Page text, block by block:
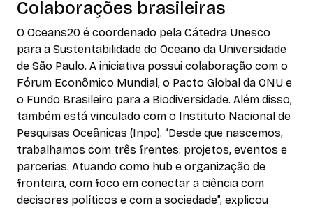
Colaborações brasileiras
O Oceans20 é coordenado pela Cátedra Unesco
para a Sustentabilidade do Oceano da Universidade
de São Paulo. A iniciativa possui colaboração com o
Fórum Econômico Mundial, o Pacto Global da ONU e
o Fundo Brasileiro para a Biodiversidade. Além disso,
também está vinculado com o Instituto Nacional de
Pesquisas Oceânicas (Inpo). “Desde que nascemos,
trabalhamos com três frentes: projetos, eventos e
parcerias. Atuando como hub e organização de
fronteira, com foco em conectar a ciência com
decisores políticos e com a sociedade”, explicou